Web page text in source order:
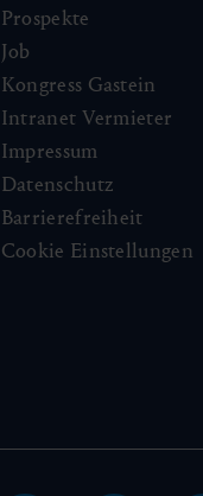
Prospekte
Job
Kongress Gastein
Intranet Vermieter
Impressum
Datenschutz
Barrierefreiheit
Cookie Einstellungen